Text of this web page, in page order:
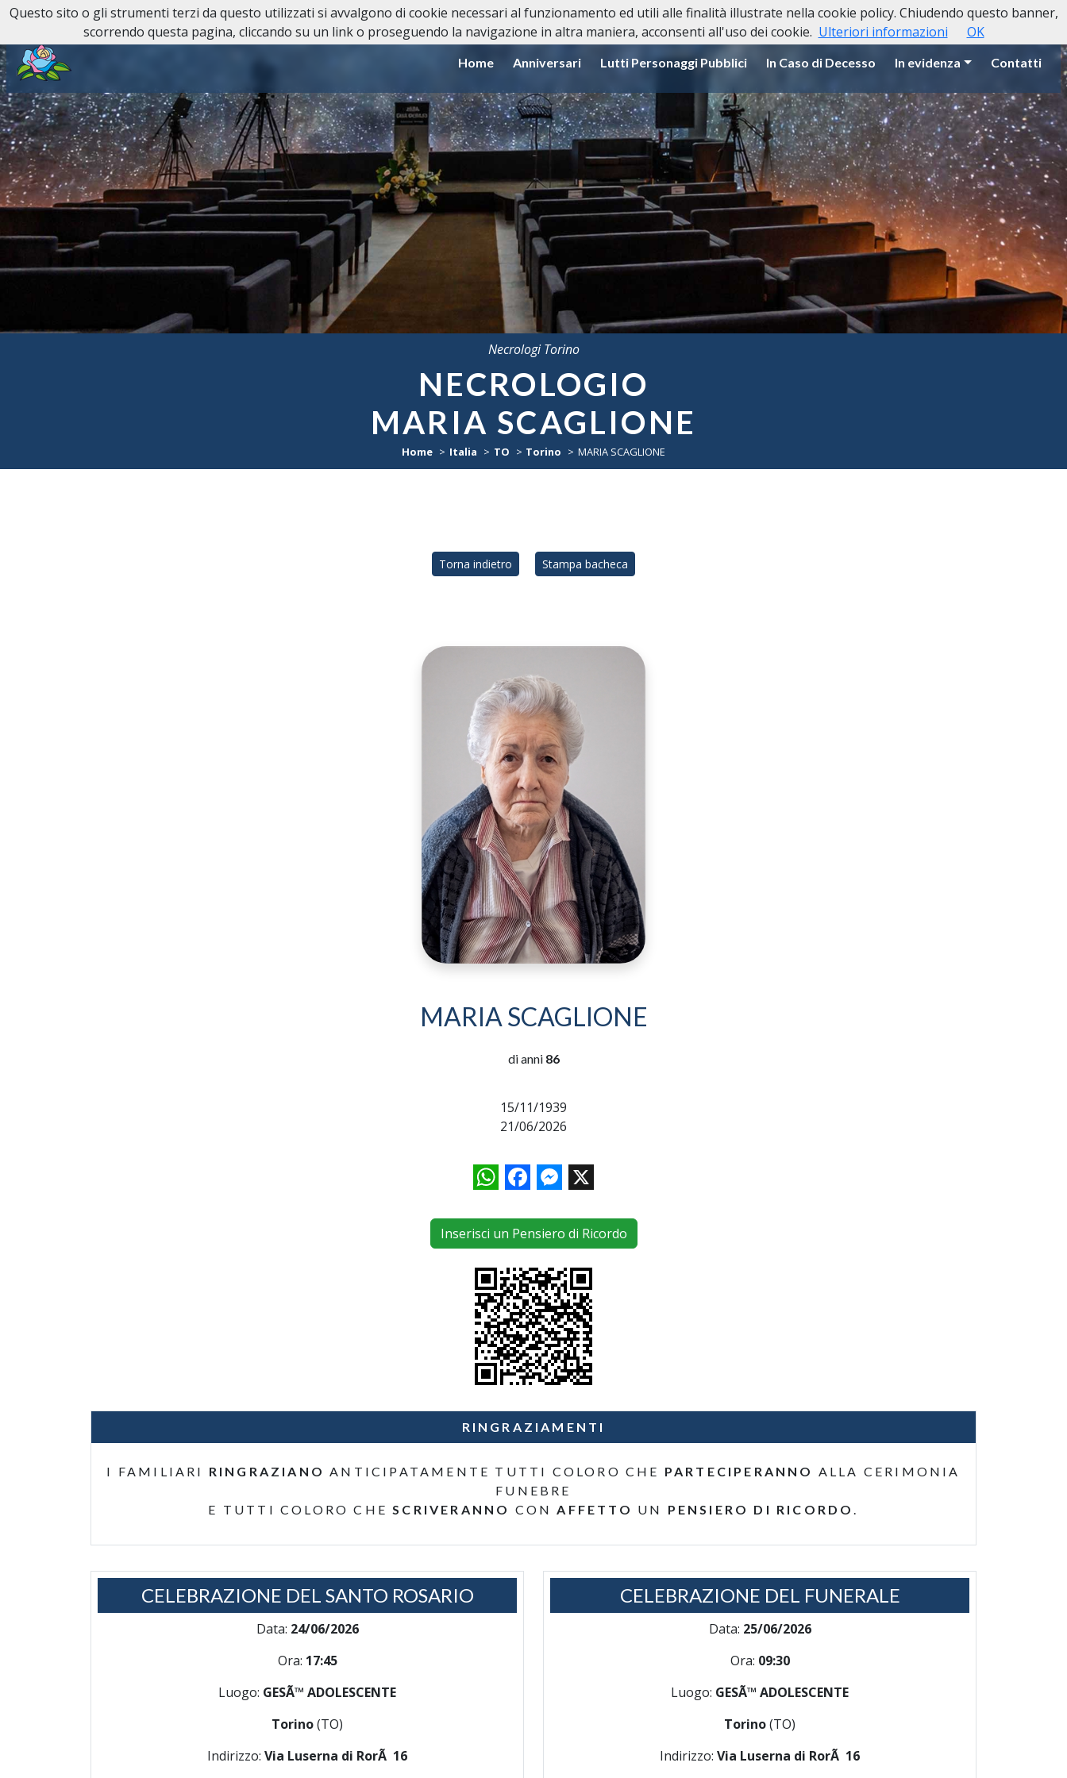
Reperibilità H24: 011 81 81
Home Anniversari Lutti Personaggi Pubblici In Caso di Decesso In evidenza Contatti
Necrologi Torino
NECROLOGIO
MARIA SCAGLIONE
Home Italia TO Torino MARIA SCAGLIONE
Torna indietro Stampa bacheca
MARIA SCAGLIONE
di anni 86
15/11/1939
21/06/2026
WhatsAppFacebookMessenger
X
Inserisci un Pensiero di Ricordo
RINGRAZIAMENTI
I FAMILIARI RINGRAZIANO ANTICIPATAMENTE TUTTI COLORO CHE PARTECIPERANNO ALLA CERIMONIA
FUNEBRE
E TUTTI COLORO CHESCRIVERANNO CONAFFETTO UN PENSIERO DI RICORDO.
CELEBRAZIONE DEL SANTO ROSARIO
Data: 24/06/2026
Ora: 17:45
Luogo: GESÃ™ ADOLESCENTE
Torino(TO)
Indirizzo: Via Luserna di RorÃ 16
CELEBRAZIONE DEL FUNERALE
Data: 25/06/2026
Ora: 09:30
Luogo: GESÃ™ ADOLESCENTE
Torino(TO)
Indirizzo: Via Luserna di RorÃ 16
Questo sito o gli strumenti terzi da questo utilizzati si avvalgono di cookie necessari al funzionamento ed utili alle finalità illustrate nella cookie policy. Chiudendo questo banner,
scorrendo questa pagina, cliccando su un link o proseguendo la navigazione in altra maniera, acconsenti all'uso dei cookie. Ulteriori informazioni OK